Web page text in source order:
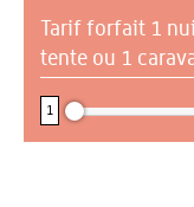
Tarif forfait 1
tente ou 1
1